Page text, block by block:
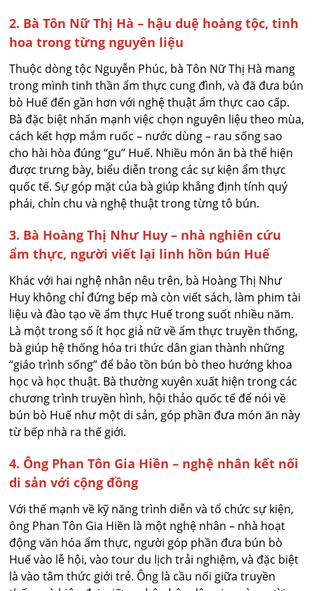
2. Bà Tôn Nữ Thị Hà – hậu duệ hoàng tộc, tinh
hoa trong từng nguyên liệu
Thuộc dòng tộc Nguyễn Phúc, bà Tôn Nữ Thị Hà mang
trong mình tinh thần ẩm thực cung đình, và đã đưa bún
bò Huế đến gần hơn với nghệ thuật ẩm thực cao cấp.
Bà đặc biệt nhấn mạnh việc chọn nguyên liệu theo mùa,
cách kết hợp mắm ruốc – nước dùng – rau sống sao
cho hài hòa đúng “gu” Huế. Nhiều món ăn bà thể hiện
được trưng bày, biểu diễn trong các sự kiện ẩm thực
quốc tế. Sự góp mặt của bà giúp khẳng định tính quý
phái, chỉn chu và nghệ thuật trong từng tô bún.
3. Bà Hoàng Thị Như Huy – nhà nghiên cứu
ẩm thực, người viết lại linh hồn bún Huế
Khác với hai nghệ nhân nêu trên, bà Hoàng Thị Như
Huy không chỉ đứng bếp mà còn viết sách, làm phim tài
liệu và đào tạo về ẩm thực Huế trong suốt nhiều năm.
Là một trong số ít học giả nữ về ẩm thực truyền thống,
bà giúp hệ thống hóa tri thức dân gian thành những
“giáo trình sống” để bảo tồn bún bò theo hướng khoa
học và học thuật. Bà thường xuyên xuất hiện trong các
chương trình truyền hình, hội thảo quốc tế để nói về
bún bò Huế như một di sản, góp phần đưa món ăn này
từ bếp nhà ra thế giới.
4. Ông Phan Tôn Gia Hiền – nghệ nhân kết nối
di sản với cộng đồng
Với thế mạnh về kỹ năng trình diễn và tổ chức sự kiện,
ông Phan Tôn Gia Hiền là một nghệ nhân – nhà hoạt
động văn hóa ẩm thực, người góp phần đưa bún bò
Huế vào lễ hội, vào tour du lịch trải nghiệm, và đặc biệt
là vào tâm thức giới trẻ. Ông là cầu nối giữa truyền